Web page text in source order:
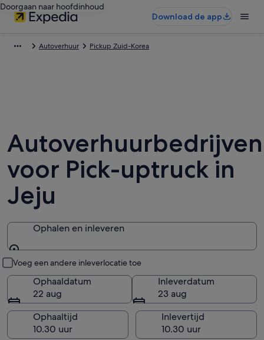
Doorgaan naar hoofdinhoud
Download de app
Autoverhuur Pickup Zuid-Korea
Autoverhuurbedrijven
voor Pick-uptruck in
Jeju
Ophalen en inleveren
Voeg een andere inleverlocatie toe
Ophaaldatum
22 aug
Inleverdatum
23 aug
Ophaaltijd
Inlevertijd